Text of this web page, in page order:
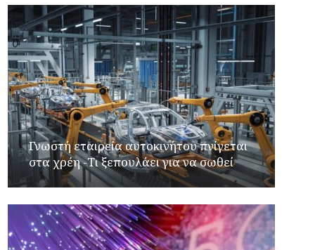
Γνωστή εταιρεία αυτοκινήτου πνίγεται
στα χρέη -Τι ξεπουλάει για να σωθεί